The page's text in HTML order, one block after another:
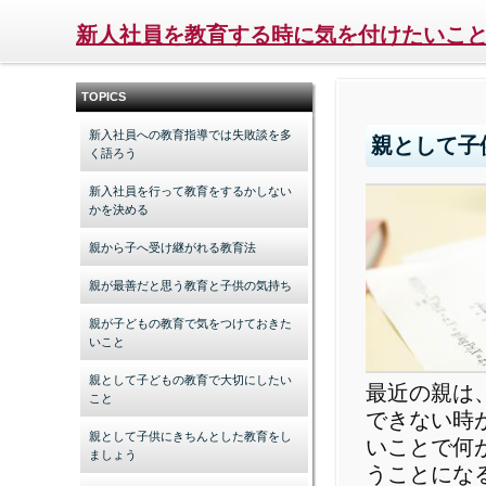
新人社員を教育する時に気を付けたいこ
TOPICS
新入社員への教育指導では失敗談を多
く語ろう
新入社員を行って教育をするかしない
かを決める
親から子へ受け継がれる教育法
親が最善だと思う教育と子供の気持ち
親が子どもの教育で気をつけておきた
いこと
親として子どもの教育で大切にしたい
こと
親として子供にきちんとした教育をし
ましょう
親として
最近の親は
できない時
いことで何
うことにな